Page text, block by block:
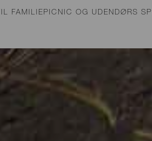
FAMILIEPICNIC OG UDENDØRS
hver dag er et godt
er der mange rekreative
midt i skoven eller ved